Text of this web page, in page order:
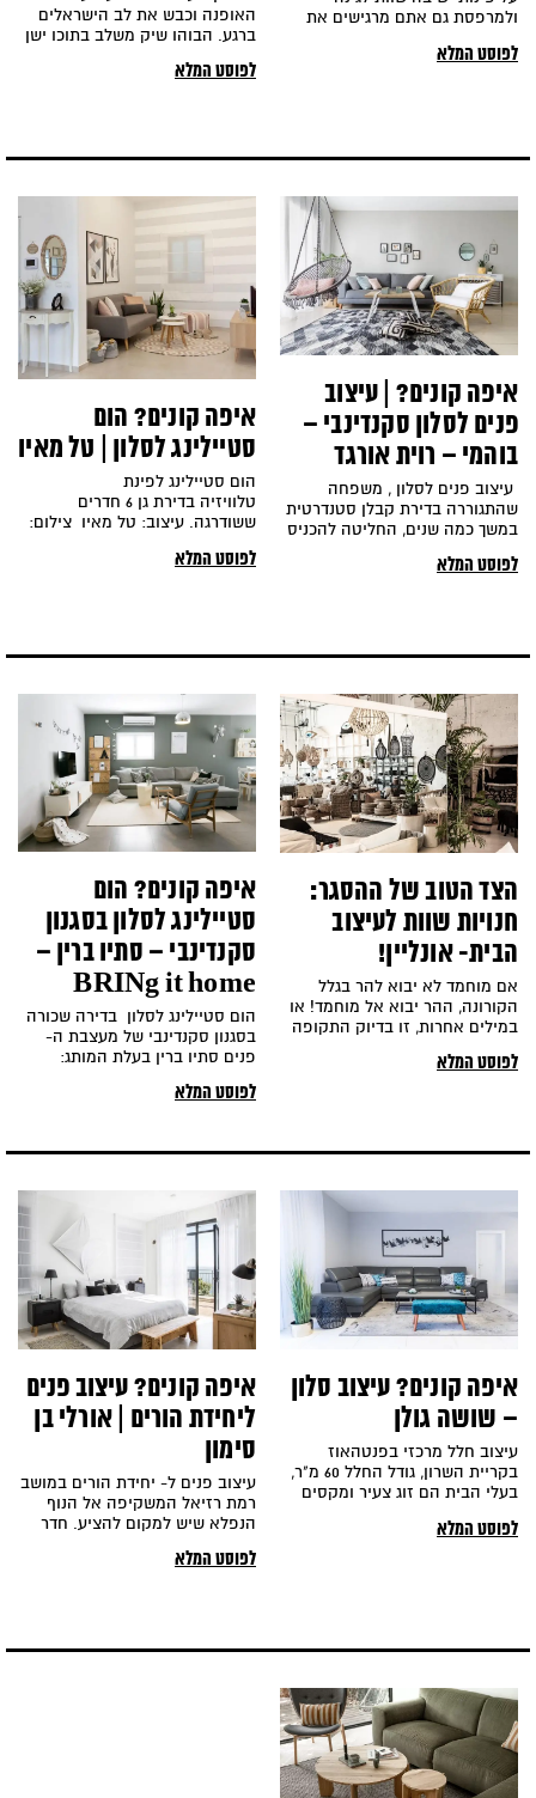
ולמרפסת גם אתם מרגישים את
לפוסט המלא
האופנה וכבש את לב הישראלים
ברגע. הבוהו שיק משלב בתוכו ישן
יצירתית, הוא
לפוסט המלא
איפה קונים? | עיצוב
פנים לסלון סקנדינבי –
בוהמי – רוית אורגד
עיצוב פנים לסלון , משפחה
שהתגוררה בדירת קבלן סטנדרטית
במשך כמה שנים, החליטה להכניס
עדכנית ועיצובית.
לפוסט המלא
איפה קונים? הום
סטיילינג לסלון | טל מאיו
הום סטיילינג לפינת
טלוויזיה בדירת גן 6 חדרים
ששודרגה. עיצוב: טל מאיו צילום:
לפוסט המלא
הצד הטוב של ההסגר:
חנויות שוות לעיצוב
הבית- אונליין!
אם מוחמד לא יבוא להר בגלל
הקורונה, ההר יבוא אל מוחמד! או
במילים אחרות, זו בדיוק התקופה
און ליין, רלוונטיות מתמיד.
לפוסט המלא
איפה קונים? הום
סטיילינג לסלון בסגנון
סקנדינבי – סתיו ברין –
BRINg it home
הום סטיילינג לסלון בדירה שכורה
בסגנון סקנדינבי של מעצבת ה-
פנים סתיו ברין בעלת המותג:
פריטים יחודיים.
לפוסט המלא
איפה קונים? עיצוב סלון
– שושה גולן
עיצוב חלל מרכזי בפנטהאוז
בקריית השרון, גודל החלל 60 מ"ר,
בעלי הבית הם זוג צעיר ומקסים
עיצוב
לפוסט המלא
איפה קונים? עיצוב פנים
ליחידת הורים | אורלי בן
סימון
עיצוב פנים ל- יחידת הורים במושב
רמת רזיאל המשקיפה אל הנוף
הנפלא שיש למקום להציע. חדר
ונעימים בשילוב
לפוסט המלא